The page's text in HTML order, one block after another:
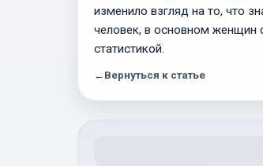
изменило взгляд на то, что
человек, в основном женщин
статистикой.
← Вернуться к статье